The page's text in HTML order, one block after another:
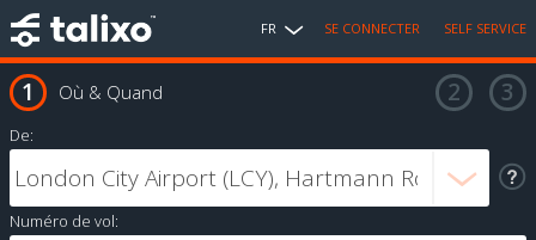
FR SE CONNECTER SELF SERVICE
Où & Quand
De:
Numéro de vol: